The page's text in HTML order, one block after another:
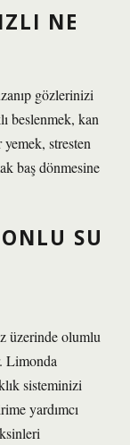
NE
gözlerinizi
beslenmek, kan
stresten
baş dönmesine
SU
üzerinde olumlu
Limonda
sisteminizi
yardımcı